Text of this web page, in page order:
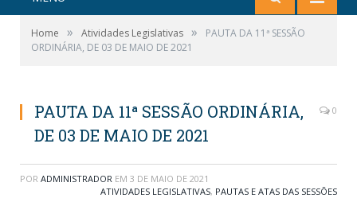
Home » Atividades Legislativas »
PAUTA DA 11ª SESSÃO
ORDINÁRIA, DE 03 DE MAIO DE 2021
PAUTA DA 11ª SESSÃO ORDINÁRIA,
DE 03 DE MAIO DE 2021
0
POR ADMINISTRADOR EM 3 DE MAIO DE 2021
ATIVIDADES LEGISLATIVAS, PAUTAS E ATAS DAS SESSÕES